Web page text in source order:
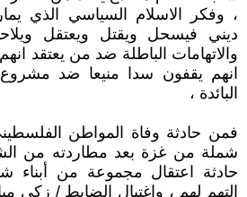
، وفكر الاسلام السياسي الذي
ديني فيسحل ويقتل ويعتقل
والاتهامات الباطلة ضد من يعتقد
انهم يقفون سدا منيعا ضد مشروع
البائدة ،
فمن حادثة وفاة المواطن
شملة من غزة بعد مطاردته من
حادثة اعتقال مجموعة من أبناء
التهم لهم ، واغتيال الضابط / زكي